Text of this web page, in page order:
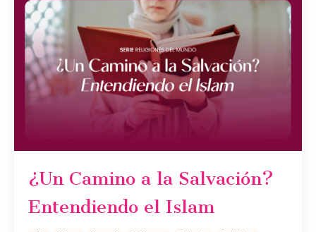
¿Un Camino a la Salvación?
Entendiendo el Islam